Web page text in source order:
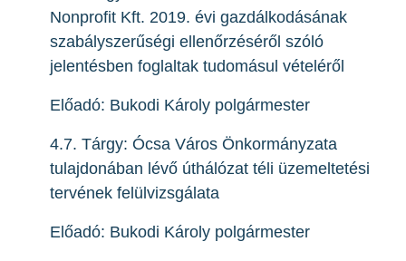
Nonprofit Kft. 2019. évi gazdálkodásának
szabályszerűségi ellenőrzéséről szóló
jelentésben foglaltak tudomásul vételéről
Előadó: Bukodi Károly polgármester
4.7. Tárgy: Ócsa Város Önkormányzata
tulajdonában lévő úthálózat téli üzemeltetési
tervének felülvizsgálata
Előadó: Bukodi Károly polgármester